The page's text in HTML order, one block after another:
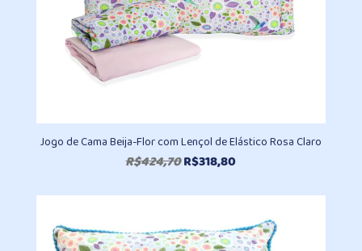
Jogo de Cama Beija-Flor com Lençol de Elástico Rosa Claro
R$424,70O
original
R$424,70.
R$318,80
atual
R$318,80.